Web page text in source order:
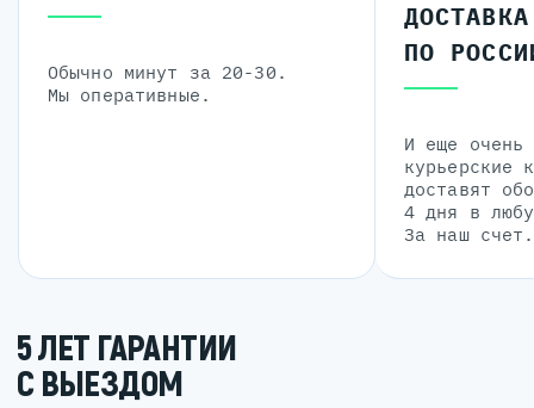
Обычно минут за 20-30.
Мы оперативные.
ДОСТАВКА
ПО
И еще очень
курьерские
доставят
4 дня в
За наш счет.
5 ЛЕТ ГАРАНТИИ
С ВЫЕЗДОМ